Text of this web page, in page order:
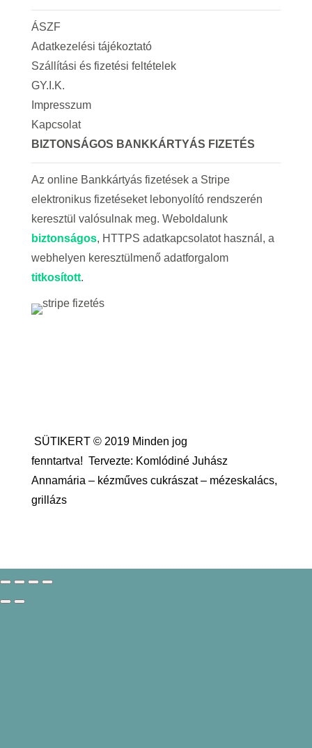
ÁSZF
Adatkezelési tájékoztató
Szállítási és fizetési feltételek
GY.I.K.
Impresszum
Kapcsolat
BIZTONSÁGOS BANKKÁRTYÁS FIZETÉS
Az online Bankkártyás fizetések a Stripe
elektronikus fizetéseket lebonyolító rendszerén
keresztül valósulnak meg. Weboldalunk
biztonságos, HTTPS adatkapcsolatot használ, a
webhelyen keresztülmenő adatforgalom
titkosított.
SÜTIKERT © 2019 Minden jog
fenntartva! Tervezte: Komlódiné Juhász
Annamária – kézműves cukrászat – mézeskalács,
grillázs